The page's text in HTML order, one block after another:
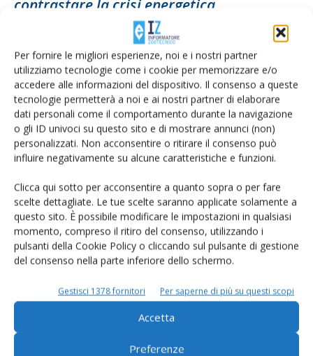
Per fornire le migliori esperienze, noi e i nostri partner
utilizziamo tecnologie come i cookie per memorizzare e/o
accedere alle informazioni del dispositivo. Il consenso a queste
tecnologie permetterà a noi e ai nostri partner di elaborare
dati personali come il comportamento durante la navigazione
o gli ID univoci su questo sito e di mostrare annunci (non)
personalizzati. Non acconsentire o ritirare il consenso può
influire negativamente su alcune caratteristiche e funzioni.
Clicca qui sotto per acconsentire a quanto sopra o per fare
scelte dettagliate. Le tue scelte saranno applicate solamente a
questo sito. È possibile modificare le impostazioni in qualsiasi
momento, compreso il ritiro del consenso, utilizzando i
pulsanti della Cookie Policy o cliccando sul pulsante di gestione
del consenso nella parte inferiore dello schermo.
Gestisci 1378 fornitori Per saperne di più su questi scopi
Accetta
Preferenze
contrastare la crisi energetica
21 Ottobre 2022
Biometano, c’è il decreto per gli incentivi
Pnrr
DiOrlando Fortunato 23 Settembre 2022